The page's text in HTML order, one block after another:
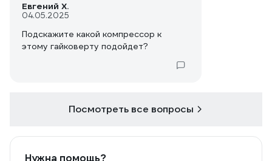
Евгений Х.
04.05.2025
Подскажите какой компрессор к
этому гайковерту подойдет?
Посмотреть все вопросы
Нужна помощь?